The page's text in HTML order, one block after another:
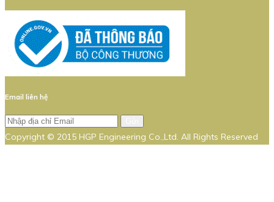
Email liên hệ
Copyright © 2015 HGP Engineering Co.,Ltd. All Rights Reserved